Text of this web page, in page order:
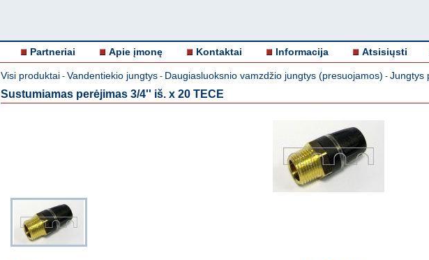
Partneriai Apie įmonę Kontaktai Informacija Atsisiųsti
Visi produktai - Vandentiekio jungtys - Daugiasluoksnio vamzdžio jungtys (presuojamos) - Jungtys
Sustumiamas perėjimas 3/4'' iš. x 20 TECE